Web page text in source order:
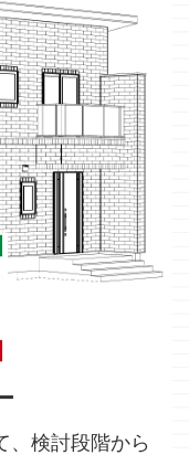
検討段階から